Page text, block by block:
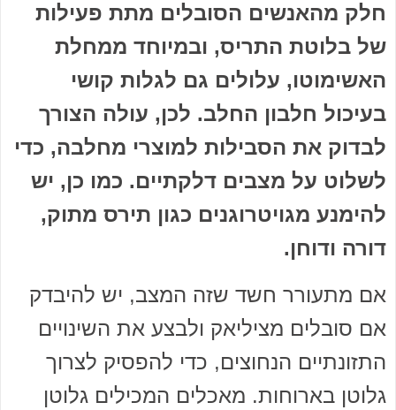
חלק מהאנשים הסובלים מתת פעילות
של בלוטת התריס, ובמיוחד ממחלת
האשימוטו, עלולים גם לגלות קושי
בעיכול חלבון החלב. לכן, עולה הצורך
לבדוק את הסבילות למוצרי מחלבה, כדי
לשלוט על מצבים דלקתיים. כמו כן, יש
להימנע מגויטרוגנים כגון תירס מתוק,
דורה ודוחן.
אם מתעורר חשד שזה המצב, יש להיבדק
אם סובלים מציליאק ולבצע את השינויים
התזונתיים הנחוצים, כדי להפסיק לצרוך
גלוטן בארוחות. מאכלים המכילים גלוטן